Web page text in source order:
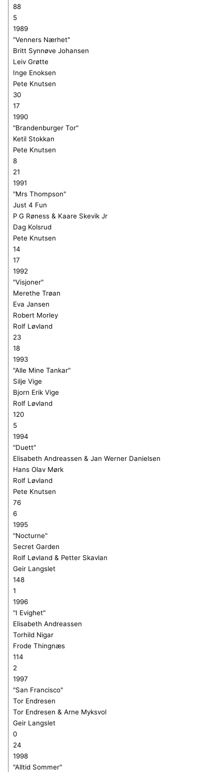
88
5
1989
"Venners Nærhet"
Britt Synnøve Johansen
Leiv Grøtte
Inge Enoksen
Pete Knutsen
30
17
1990
"Brandenburger Tor"
Ketil Stokkan
Pete Knutsen
8
21
1991
"Mrs Thompson"
Just 4 Fun
P G Røness & Kaare Skevik Jr
Dag Kolsrud
Pete Knutsen
14
17
1992
"Visjoner"
Merethe Trøan
Eva Jansen
Robert Morley
Rolf Løvland
23
18
1993
"Alle Mine Tankar"
Silje Vige
Bjorn Erik Vige
Rolf Løvland
120
5
1994
"Duett"
Elisabeth Andreassen & Jan Werner Danielsen
Hans Olav Mørk
Rolf Løvland
Pete Knutsen
76
6
1995
"Nocturne"
Secret Garden
Rolf Løvland & Petter Skavlan
Geir Langslet
148
1
1996
"I Evighet"
Elisabeth Andreassen
Torhild Nigar
Frode Thingnæs
114
2
1997
"San Francisco"
Tor Endresen
Tor Endresen & Arne Myksvol
Geir Langslet
0
24
1998
"Alltid Sommer"